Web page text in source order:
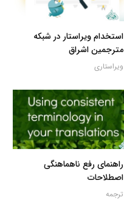
استخدام ویراستار در شبکه
مترجمین اشراق
ویراستاری
راهنمای رفع ناهماهنگی
اصطلاحات
ترجمه